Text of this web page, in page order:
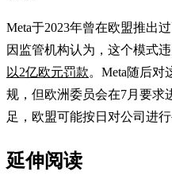
Meta于2023年曾在欧盟推出
因监管机构认为，这个模式
以2亿欧元罚款。Meta随后对
规，但欧洲委员会在7月要求
足，欧盟可能按日对公司进行
延伸阅读